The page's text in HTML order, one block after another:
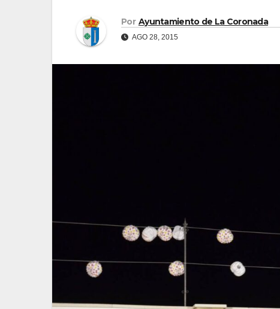
Por Ayuntamiento de La Coronada
AGO 28, 2015